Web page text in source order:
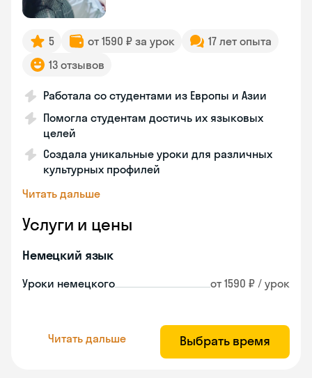
5 от 1590 ₽ за урок
17 лет опыта
13 отзывов
Работала со студентами из Европы и Азии
Помогла студентам достичь их языковых
целей
Создала уникальные уроки для различных
культурных профилей
Читать дальше
Услуги и цены
Немецкий язык
Уроки немецкого от 1590 ₽ / урок
Читать дальше Выбрать время